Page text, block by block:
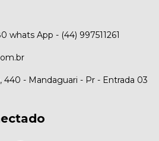
whats App - (44) 997511261
440 - Mandaguari - Pr - Entrada 03